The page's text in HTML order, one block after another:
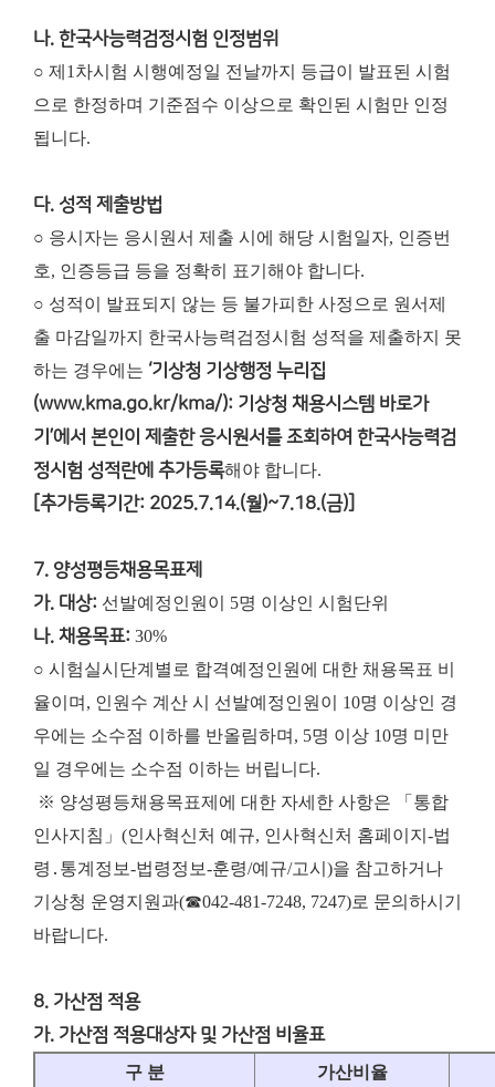
나. 한국사능력검정시험 인정범위
○ 제1차시험 시행예정일 전날까지 등급이 발표된 시험
으로 한정하며 기준점수 이상으로 확인된 시험만 인정
됩니다.
다. 성적 제출방법
○ 응시자는 응시원서 제출 시에 해당 시험일자, 인증번
호, 인증등급 등을 정확히 표기해야 합니다.
○ 성적이 발표되지 않는 등 불가피한 사정으로 원서제
출 마감일까지 한국사능력검정시험 성적을 제출하지 못
하는 경우에는 ‘기상청 기상행정 누리집
(www.kma.go.kr/kma/): 기상청 채용시스템 바로가
기’에서 본인이 제출한 응시원서를 조회하여 한국사능력검
정시험 성적란에 추가등록해야 합니다.
[추가등록기간: 2025.7.14.(월)~7.18.(금)]
7. 양성평등채용목표제
가. 대상: 선발예정인원이 5명 이상인 시험단위
나. 채용목표: 30%
○ 시험실시단계별로 합격예정인원에 대한 채용목표 비
율이며, 인원수 계산 시 선발예정인원이 10명 이상인 경
우에는 소수점 이하를 반올림하며, 5명 이상 10명 미만
일 경우에는 소수점 이하는 버립니다.
※ 양성평등채용목표제에 대한 자세한 사항은 「통합
인사지침」(인사혁신처 예규, 인사혁신처 홈페이지-법
령․통계정보-법령정보-훈령/예규/고시)을 참고하거나
기상청 운영지원과(☎042-481-7248, 7247)로 문의하시기
바랍니다.
8. 가산점 적용
가. 가산점 적용대상자 및 가산점 비율표
구 분 가산비율